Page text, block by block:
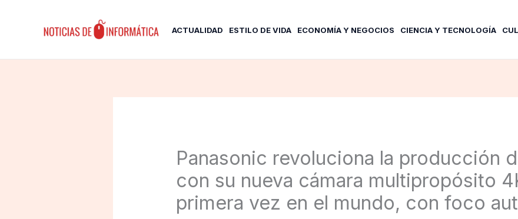
ACTUALIDAD ESTILO DE VIDA ECONOMÍA Y NEGOCIOS CIENCIA Y TECNOLOGÍA
Panasonic revoluciona la producción
con su nueva cámara multipropósito
primera vez en el mundo, con foco